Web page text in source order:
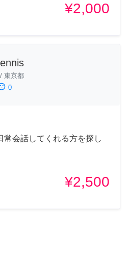
¥2,000
/ 東京都
0
常会話してくれる方を探し
¥2,500